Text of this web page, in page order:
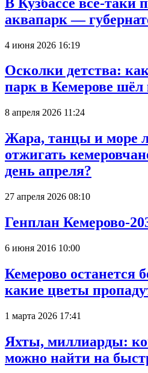
аквапарк —
4 июня 2026 16:19
Осколки детства:
парк в Кемерове шёл
8 апреля 2026 11:24
Жара, танцы и море
отжигать
день апреля?
27 апреля 2026 08:10
Генплан Кемерово-
6 июня 2016 10:00
Кемерово останется
какие цветы
1 марта 2026 17:41
Яхты, миллиарды:
можно найти на